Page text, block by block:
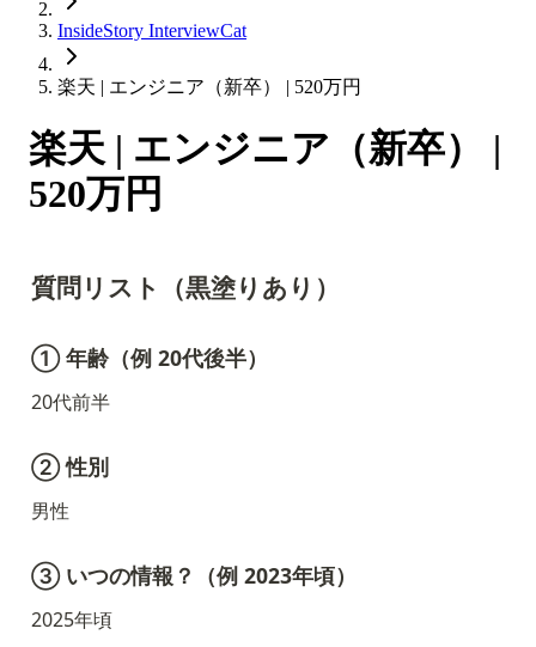
InsideStory InterviewCat
楽天 | エンジニア（新卒） | 520万円
楽天 | エンジニア（新卒） |
520万円
質問リスト（黒塗りあり）
① 年齢（例 20代後半）
20代前半
② 性別
男性
③ いつの情報？（例 2023年頃）
2025年頃